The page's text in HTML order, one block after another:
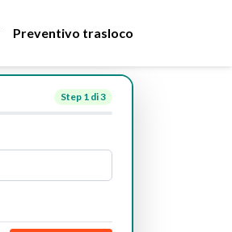
Preventivo trasloco
Step 1 di 3